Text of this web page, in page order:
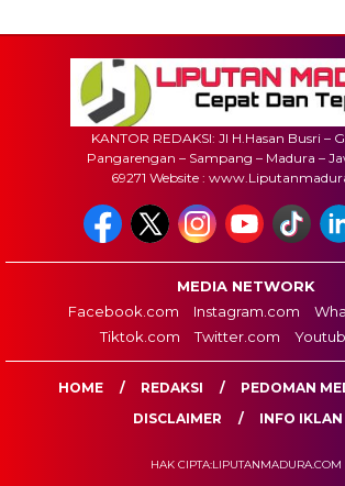
KANTOR REDAKSI: Jl H.Hasan Busri –
Pangarengan – Sampang – Madura –
69271 Website :
MEDIA NETWORK
Facebook.com
Instagram.com
Tiktok.com
Twitter.com
HOME REDAKSI
PEDOMAN
DISCLAIMER
INFO IKLAN
HAK CIPTA:LIPUTANMADURA.COM